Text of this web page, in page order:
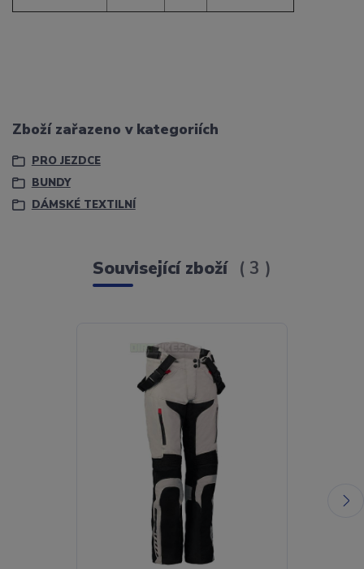
Zboží zařazeno v kategoriích
PRO JEZDCE
BUNDY
DÁMSKÉ TEXTILNÍ
Související zboží 3